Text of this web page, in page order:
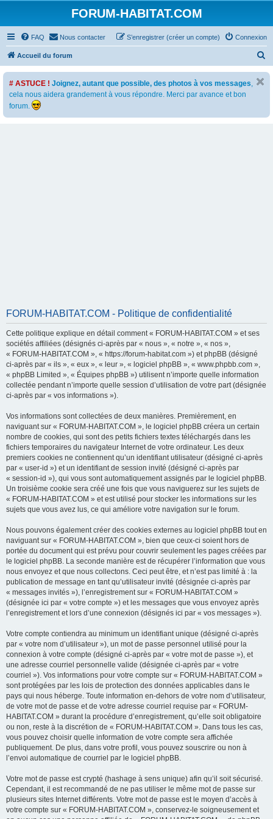
FORUM-HABITAT.COM
FAQ Nous contacter Connexion
S’enregistrer (créer un compte)
Accueil du forum
e
# ASTUCE ! Joignez, autant que possible, des photos à vos messages,
cela nous aidera grandement à vous répondre. Merci par avance et bon
forum.
FORUM-HABITAT.COM - Politique de confidentialité
Cette politique explique en détail comment « FORUM-HABITAT.COM » et ses
sociétés affiliées (désignés ci-après par « nous », « notre », « nos »,
« FORUM-HABITAT.COM », « https://forum-habitat.com ») et phpBB (désigné
ci-après par « ils », « eux », « leur », « logiciel phpBB », « www.phpbb.com »,
« phpBB Limited », « Équipes phpBB ») utilisent n’importe quelle information
collectée pendant n’importe quelle session d’utilisation de votre part (désignée
ci-après par « vos informations »).
Vos informations sont collectées de deux manières. Premièrement, en
naviguant sur « FORUM-HABITAT.COM », le logiciel phpBB créera un certain
nombre de cookies, qui sont des petits fichiers textes téléchargés dans les
fichiers temporaires du navigateur Internet de votre ordinateur. Les deux
premiers cookies ne contiennent qu’un identifiant utilisateur (désigné ci-après
par « user-id ») et un identifiant de session invité (désigné ci-après par
« session-id »), qui vous sont automatiquement assignés par le logiciel phpBB.
Un troisième cookie sera créé une fois que vous naviguerez sur les sujets de
« FORUM-HABITAT.COM » et est utilisé pour stocker les informations sur les
sujets que vous avez lus, ce qui améliore votre navigation sur le forum.
Nous pouvons également créer des cookies externes au logiciel phpBB tout en
naviguant sur « FORUM-HABITAT.COM », bien que ceux-ci soient hors de
portée du document qui est prévu pour couvrir seulement les pages créées par
le logiciel phpBB. La seconde manière est de récupérer l’information que vous
nous envoyez et que nous collectons. Ceci peut être, et n’est pas limité à : la
publication de message en tant qu’utilisateur invité (désignée ci-après par
« messages invités »), l’enregistrement sur « FORUM-HABITAT.COM »
(désignée ici par « votre compte ») et les messages que vous envoyez après
l’enregistrement et lors d’une connexion (désignés ici par « vos messages »).
Votre compte contiendra au minimum un identifiant unique (désigné ci-après
par « votre nom d’utilisateur »), un mot de passe personnel utilisé pour la
connexion à votre compte (désigné ci-après par « votre mot de passe »), et
une adresse courriel personnelle valide (désignée ci-après par « votre
courriel »). Vos informations pour votre compte sur « FORUM-HABITAT.COM »
sont protégées par les lois de protection des données applicables dans le
pays qui nous héberge. Toute information en-dehors de votre nom d’utilisateur,
de votre mot de passe et de votre adresse courriel requise par « FORUM-
HABITAT.COM » durant la procédure d’enregistrement, qu’elle soit obligatoire
ou non, reste à la discrétion de « FORUM-HABITAT.COM ». Dans tous les cas,
vous pouvez choisir quelle information de votre compte sera affichée
publiquement. De plus, dans votre profil, vous pouvez souscrire ou non à
l’envoi automatique de courriel par le logiciel phpBB.
Votre mot de passe est crypté (hashage à sens unique) afin qu’il soit sécurisé.
Cependant, il est recommandé de ne pas utiliser le même mot de passe sur
plusieurs sites Internet différents. Votre mot de passe est le moyen d’accès à
votre compte sur « FORUM-HABITAT.COM », conservez-le soigneusement et